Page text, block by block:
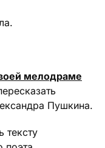
мелодраме
Пушкина.
тексту